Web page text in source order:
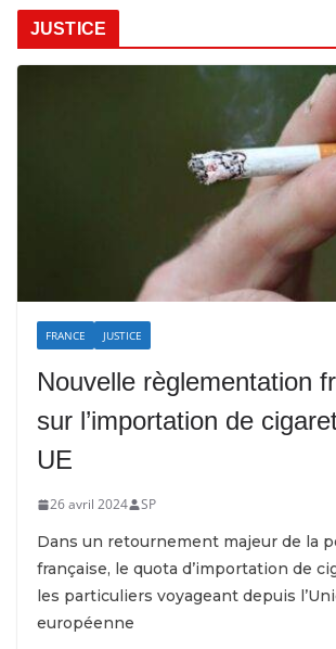
JUSTICE
FRANCE JUSTICE
Nouvelle règlementation
sur l’importation de
UE
26 avril 2024 SP
Dans un retournement majeur de la
française, le quota d’importation de
les particuliers voyageant depuis
européenne